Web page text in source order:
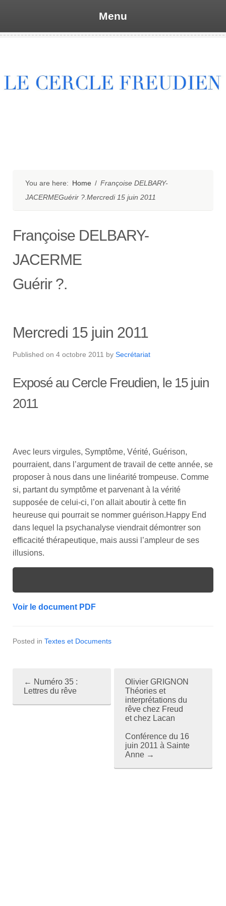
Menu
You are here: Home / Françoise DELBARY-
JACERMEGuérir ?.Mercredi 15 juin 2011
Françoise DELBARY-
JACERME
Guérir ?.
Mercredi 15 juin 2011
Published on 4 octobre 2011 by Secrétariat
Exposé au Cercle Freudien, le 15 juin
2011
Avec leurs virgules, Symptôme, Vérité, Guérison,
pourraient, dans l’argument de travail de cette année, se
proposer à nous dans une linéarité trompeuse. Comme
si, partant du symptôme et parvenant à la vérité
supposée de celui-ci, l’on allait aboutir à cette fin
heureuse qui pourrait se nommer guérison.Happy End
dans lequel la psychanalyse viendrait démontrer son
efficacité thérapeutique, mais aussi l’ampleur de ses
illusions.
Voir le document PDF
Posted in Textes et Documents
o
← Numéro 35 :
Lettres du rêve
Olivier GRIGNON
Théories et
interprétations du
rêve chez Freud
et chez Lacan
Conférence du 16
juin 2011 à Sainte
Anne →